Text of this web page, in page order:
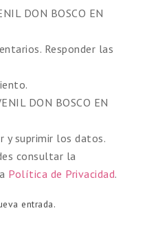
DON BOSCO EN
Responder las
DON BOSCO EN
y suprimir los datos.
consultar la
Política de Privacidad.
entrada.